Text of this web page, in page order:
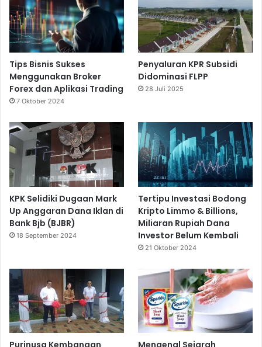
Tips Bisnis Sukses
Menggunakan Broker
Forex dan Aplikasi Trading
7 Oktober 2024
Penyaluran KPR Subsidi
Didominasi FLPP
28 Juli 2025
KPK Selidiki Dugaan Mark
Up Anggaran Dana Iklan di
Bank Bjb (BJBR)
18 September 2024
Tertipu Investasi Bodong
Kripto Limmo & Billions,
Miliaran Rupiah Dana
Investor Belum Kembali
21 Oktober 2024
Purinusa Kembangan
Mengenal Sejarah